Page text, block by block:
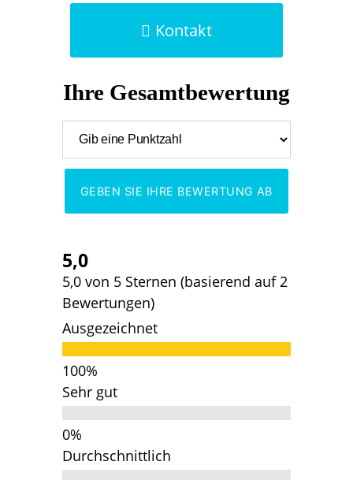
Kontakt
Ihre Gesamtbewertung
GEBEN SIE IHRE BEWERTUNG AB
5,0
5,0 von 5 Sternen (basierend auf 2
Bewertungen)
Ausgezeichnet
Sehr gut
Durchschnittlich